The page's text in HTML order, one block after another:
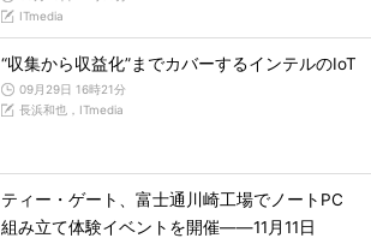
ITmedia
“収集から収益化”までカバーするインテルのIoT
09月29日 16時21分
長浜和也，ITmedia
ティー・ゲート、富士通川崎工場でノートPC
組み立て体験イベントを開催――11月11日